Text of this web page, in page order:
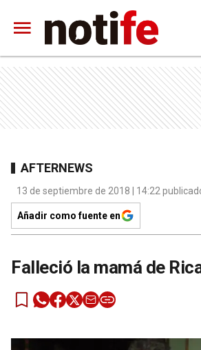
AFTERNEWS
13 de septiembre de 2018 | 14:22
Añadir como fuente en
Falleció la mamá de